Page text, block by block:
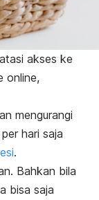
akses ke
online,
mengurangi
hari saja
.
Bahkan bila
bisa saja